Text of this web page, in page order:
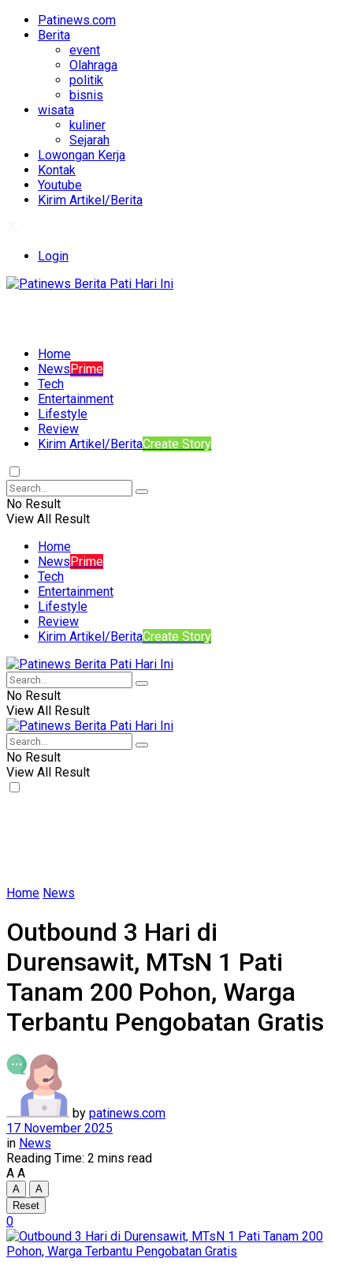
Patinews.com
Berita
event
Olahraga
politik
bisnis
wisata
kuliner
Sejarah
Lowongan Kerja
Kontak
Youtube
Kirim Artikel/Berita
Login
Home
NewsPrime
Tech
Entertainment
Lifestyle
Review
Kirim Artikel/BeritaCreate Story
No Result
View All Result
Home
NewsPrime
Tech
Entertainment
Lifestyle
Review
Kirim Artikel/BeritaCreate Story
No Result
View All Result
No Result
View All Result
Home News
Outbound 3 Hari di
Durensawit, MTsN 1 Pati
Tanam 200 Pohon, Warga
Terbantu Pengobatan Gratis
by patinews.com
17 November 2025
in News
Reading Time: 2 mins read
A A
A
A
Reset
0